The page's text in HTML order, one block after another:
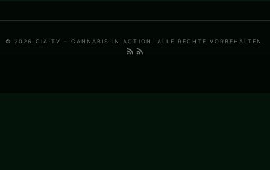
© 2026 CIA-TV – CANNABIS IN ACTION. ALLE RECHTE VORBEHALTEN.